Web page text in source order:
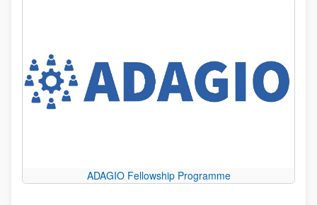
ADAGIO Fellowship Programme